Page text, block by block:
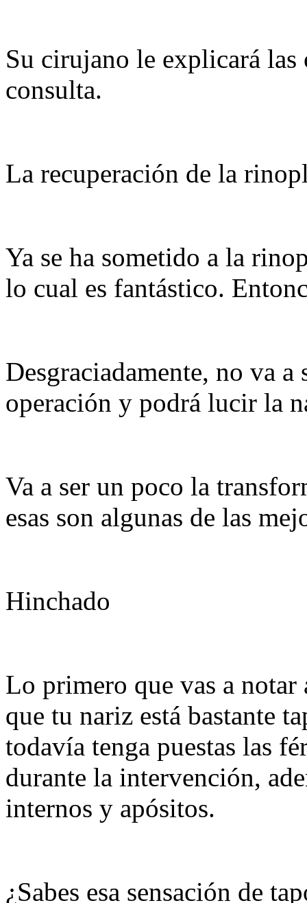
Su cirujano le explicará
consulta.
La recuperación de la
Ya se ha sometido a la
lo cual es fantástico.
Desgraciadamente, no va
operación y podrá lucir la
Va a ser un poco la
esas son algunas de las
Hinchado
Lo primero que vas a notar
que tu nariz está bastante
todavía tenga puestas las
durante la intervención,
internos y apósitos.
¿Sabes esa sensación de